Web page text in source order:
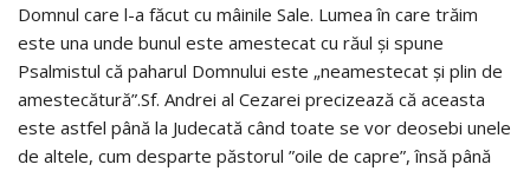
Domnul care l-a făcut cu mâinile Sale. Lumea în care trăim
este una unde bunul este amestecat cu răul și spune
Psalmistul că paharul Domnului este „neamestecat şi plin de
amestecătură”.Sf. Andrei al Cezarei precizează că aceasta
este astfel până la Judecată când toate se vor deosebi unele
de altele, cum desparte păstorul ”oile de capre”, însă până